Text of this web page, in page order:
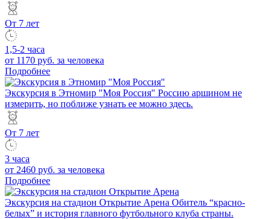
От 7 лет
1,5-2 часа
от 1170 руб. за человека
Подробнее
Экскурсия в Этномир "Моя Россия" Россию аршином не
измерить, но поближе узнать ее можно здесь.
От 7 лет
3 часа
от 2460 руб. за человека
Подробнее
Экскурсия на стадион Открытие Арена Обитель “красно-
белых” и история главного футбольного клуба страны.